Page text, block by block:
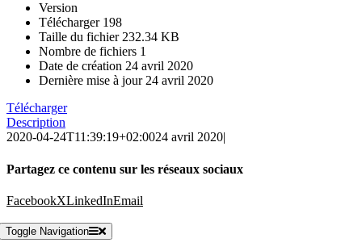
Version
Télécharger 198
Taille du fichier232.34 KB
Nombre de fichiers 1
Date de création 24 avril 2020
Dernière mise à jour24 avril 2020
Télécharger
Description
2020-04-24T11:39:19+02:0024 avril 2020|
Partagez ce contenu sur les réseaux sociaux
FacebookXLinkedInEmail
Toggle Navigation